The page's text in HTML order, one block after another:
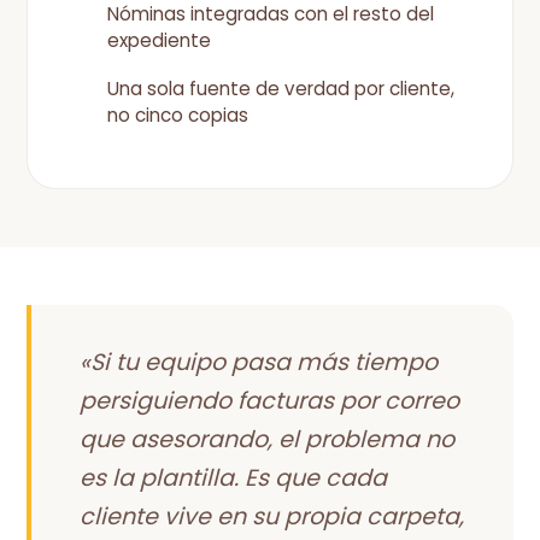
Nóminas integradas con el resto del
expediente
Una sola fuente de verdad por cliente,
no cinco copias
«Si tu equipo pasa más tiempo
persiguiendo facturas por correo
que asesorando, el problema no
es la plantilla. Es que cada
cliente vive en su propia carpeta,